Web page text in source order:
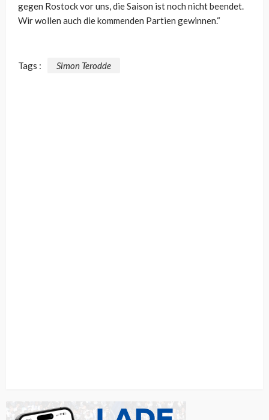
gegen Rostock vor uns, die Saison ist noch nicht beendet.
Wir wollen auch die kommenden Partien gewinnen.“
Tags : Simon Terodde